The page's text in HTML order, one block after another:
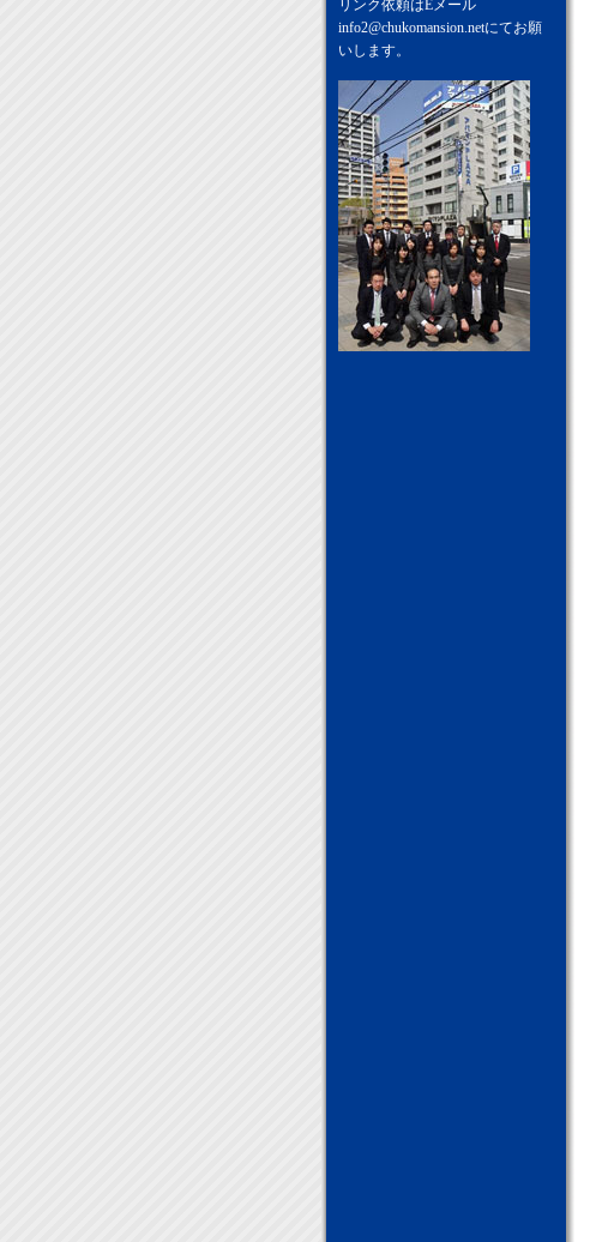
リンク依頼はEメール
info2@chukomansion.netにてお願
いします。